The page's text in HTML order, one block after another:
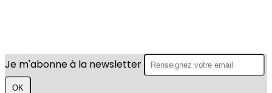
Je m'abonne à la newsletter
OK